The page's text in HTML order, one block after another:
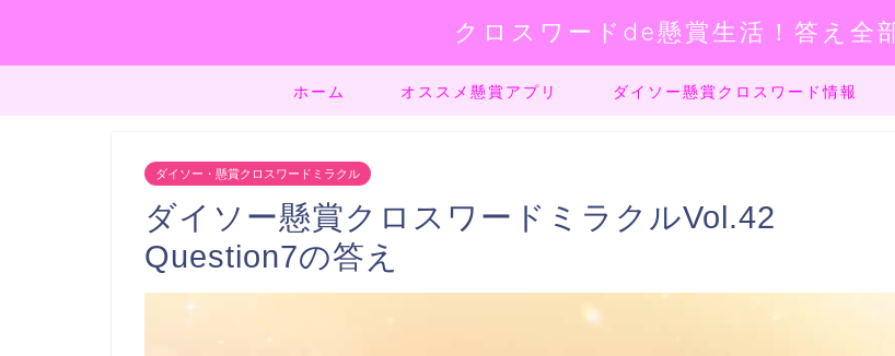
クロスワードde懸賞生活！答え全
ホーム オススメ懸賞アプリ ダイソー懸賞クロスワード情報
ダイソー・懸賞クロスワードミラクル
ダイソー懸賞クロスワードミラクルVol.42
Question7の答え